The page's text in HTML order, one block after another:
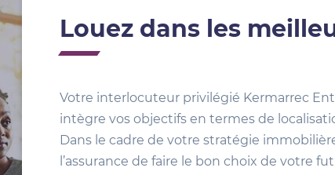
Louez dans les
Votre interlocuteur privilégié Kermarrec
intègre vos objectifs en termes de
Dans le cadre de votre stratégie
l’assurance de faire le bon choix de votre